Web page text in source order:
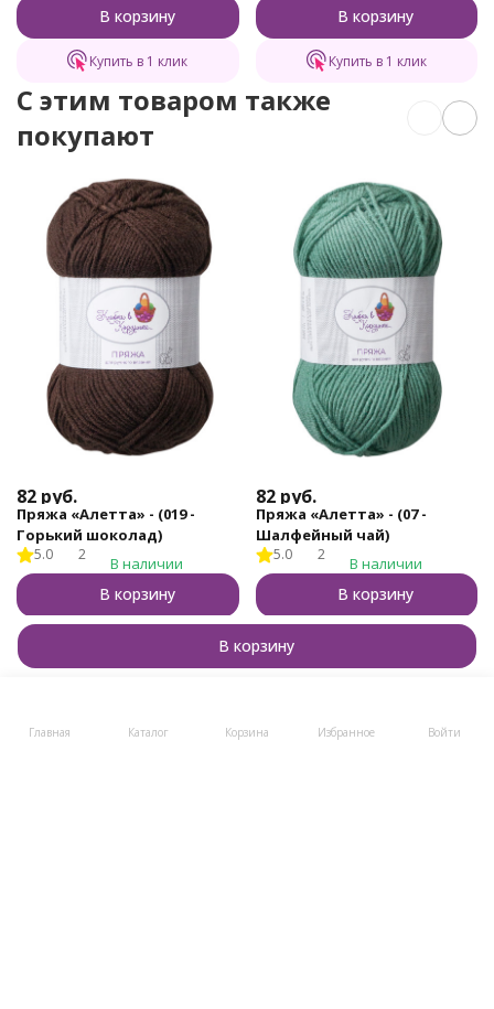
В корзину
В корзину
Купить в 1 клик
В корзину
Купить в 1 клик
C этим товаром также
покупают
82 руб.
Пряжа «Алетта» - (019 -
Горький шоколад)
5.0 2 В наличии
В корзину
82 руб.
Пряжа «Алетта» - (07 -
Шалфейный чай)
5.0 2 В наличии
В корзину
Главная Каталог Корзина Избранное Войти